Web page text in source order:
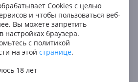
вино, как оно
основные разновидности –
Cookies с целью
и чтобы пользоваться веб-
Вы можете запретить
настройках браузера.
с политикой
на этой странице.
18 лет